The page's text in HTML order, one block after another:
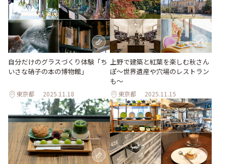
自分だけのグラスづくり体験「ち
いさな硝子の本の博物館」
東京都 2025.11.18
上野で建築と紅葉を楽しむ秋さん
ぽ～世界遺産や穴場のレストラン
も～
東京都 2025.11.15